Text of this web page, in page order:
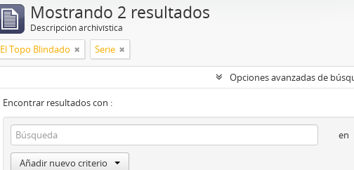
Mostrando 2 resultados
Descripción archivística
El Topo Blindado Serie
Opciones avanzadas de
Encontrar resultados con :
en
Añadir nuevo criterio